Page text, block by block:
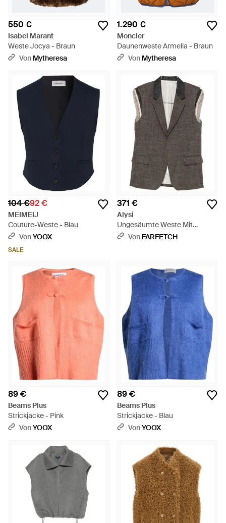
550 €
Isabel Marant
Weste Jocya - Braun
Von Mytheresa
1.290 €
Moncler
Daunenweste Armella - Braun
Von Mytheresa
104 €92 €
MEIMEIJ
Couture-Weste - Blau
VonYOOX
SALE
371 €
Alysi
Ungesäumte Weste Mit
Fallendem Revers - Grau
Von FARFETCH
89 €
Beams Plus
Strickjacke - Pink
VonYOOX
89 €
Beams Plus
Strickjacke - Blau
VonYOOX